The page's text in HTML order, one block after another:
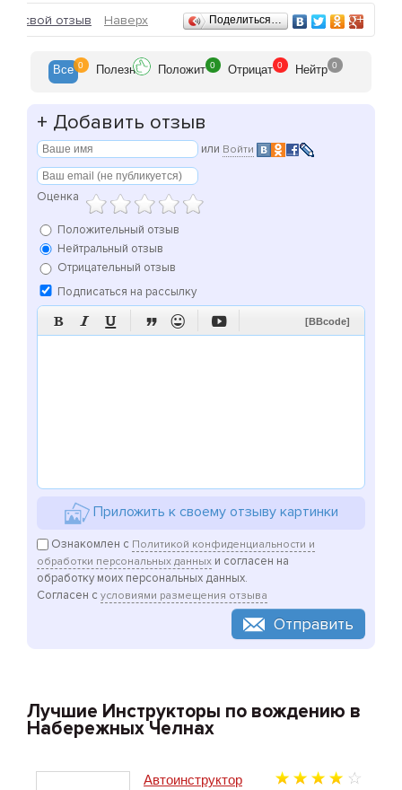
Отзывы
свой отзыв Наверх Поделиться…
Все 0 Полезн Положит 0 Отрицат 0 Нейтр 0
+ Добавить отзыв
или Войти
Оценка
Положительный отзыв
Нейтральный отзыв
Отрицательный отзыв
Подписаться на рассылку
      [BBcode]
Приложить к своему отзыву картинки
Ознакомлен с Политикой конфиденциальности и
обработки персональных данных и согласен на
обработку моих персональных данных.
Согласен с условиями размещения отзыва
Отправить
Лучшие Инструкторы по вождению в
Набережных Челнах
Автоинструктор